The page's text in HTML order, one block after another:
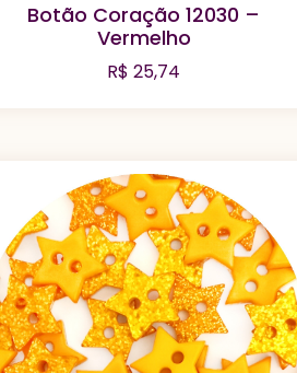
Botão Coração 12030 –
Vermelho
R$ 25,74